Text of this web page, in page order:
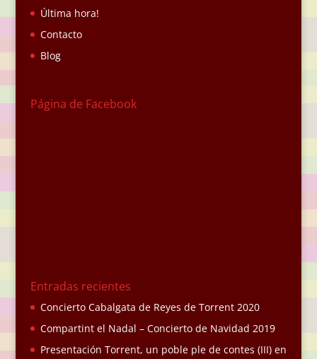
Última hora!
Contacto
Blog
Página de Facebook
Entradas recientes
Concierto Cabalgata de Reyes de Torrent 2020
Compartint el Nadal – Concierto de Navidad 2019
Presentación Torrent, un poble ple de contes (III) en